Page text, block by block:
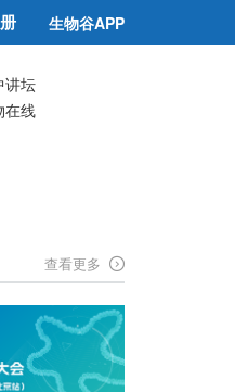
生物谷APP
讲坛
在线
查看更多